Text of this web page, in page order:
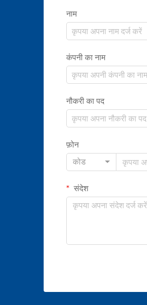
नाम
कंपनी का नाम
नौकरी का पद
फ़ोन
कोड
संदेश